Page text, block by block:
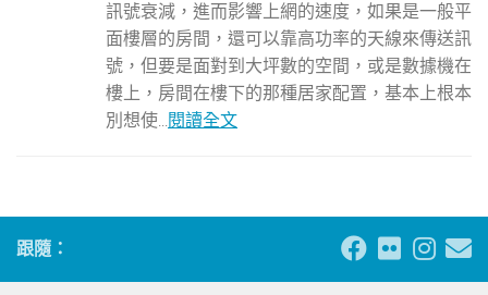
訊號衰減，進而影響上網的速度，如果是一般平
面樓層的房間，還可以靠高功率的天線來傳送訊
號，但要是面對到大坪數的空間，或是數據機在
樓上，房間在樓下的那種居家配置，基本上根本
別想使...閱讀全文
跟隨：